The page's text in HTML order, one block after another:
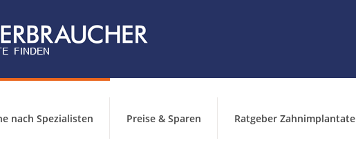
nach Spezialisten Preise & Sparen Ratgeber Zahnimplantate